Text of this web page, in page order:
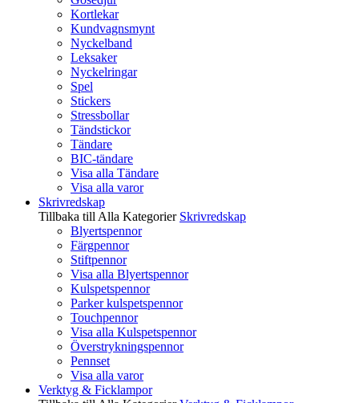
Kortlekar
Kundvagnsmynt
Nyckelband
Leksaker
Nyckelringar
Spel
Stickers
Stressbollar
Tändstickor
Tändare
BIC-tändare
Visa alla Tändare
Visa alla varor
Skrivredskap
Tillbaka till Alla Kategorier Skrivredskap
Blyertspennor
Färgpennor
Stiftpennor
Visa alla Blyertspennor
Kulspetspennor
Parker kulspetspennor
Touchpennor
Visa alla Kulspetspennor
Överstrykningspennor
Pennset
Visa alla varor
Verktyg & Ficklampor